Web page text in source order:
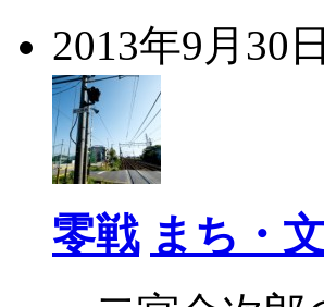
2013年9月30日
零戦 まち・